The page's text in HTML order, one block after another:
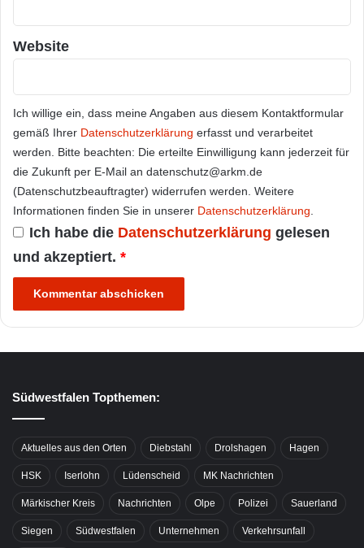
Website
Ich willige ein, dass meine Angaben aus diesem Kontaktformular
gemäß Ihrer Datenschutzerklärung erfasst und verarbeitet
werden. Bitte beachten: Die erteilte Einwilligung kann jederzeit für
die Zukunft per E-Mail an datenschutz@arkm.de
(Datenschutzbeauftragter) widerrufen werden. Weitere
Informationen finden Sie in unserer Datenschutzerklärung
Ich habe die Datenschutzerklärung gelesen
und akzeptiert. *
Südwestfalen Topthemen:
Aktuelles aus den Orten Diebstahl Drolshagen Hagen
HSK Iserlohn Lüdenscheid MK Nachrichten
Märkischer Kreis Nachrichten Olpe Polizei Sauerland
Siegen Südwestfalen Unternehmen Verkehrsunfall